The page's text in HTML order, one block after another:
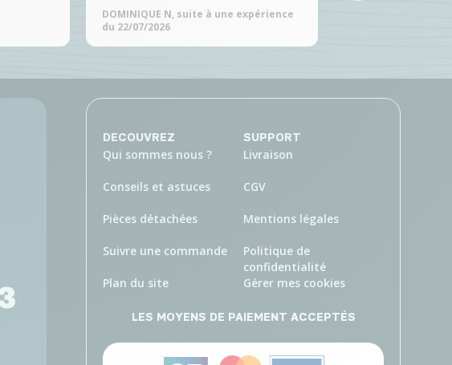
DOMINIQUE N, suite à une expérience
du 22/07/2026
DECOUVREZ
Qui sommes nous ?
Conseils et astuces
Pièces détachées
Suivre une commande
Plan du site
SUPPORT
Livraison
CGV
Mentions légales
Politique de
confidentialité
Gérer mes cookies
LES MOYENS DE PAIEMENT ACCEPTÉS